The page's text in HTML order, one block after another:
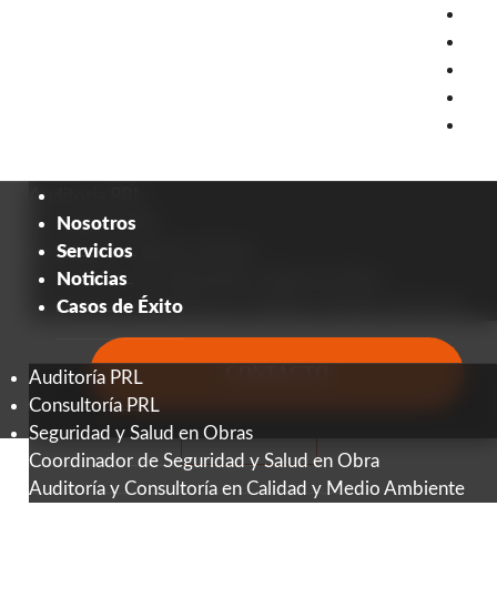
Auditoría PRL
Consultoría PRL
Seguridad y Salud en Obras
Coordinador de Seguridad y Salud en Obra
Auditoría y Consultoría en Calidad y Medio Ambiente
Nosotros
Servicios
Auditoría PRL
Consultoría PRL
Seguridad y Salud en Obras
Coordinador de Seguridad y Salud en Obra
Auditoría y Consultoría en Calidad y Medio Ambiente
Noticias
Casos de Éxito
+20 AÑOS
Auditoría y Consultoría